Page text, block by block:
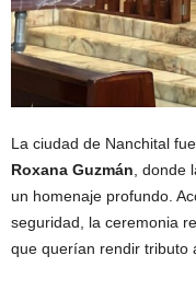
La ciudad de Nanchital
Roxana Guzmán ,
un homenaje profundo.
seguridad, la ceremonia
que querían rendir tributo